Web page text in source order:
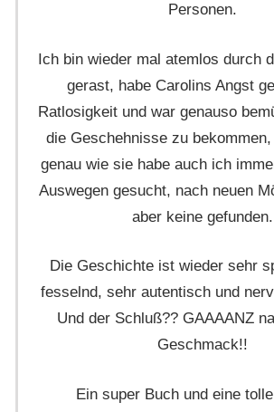
Personen.
Ich bin wieder mal atemlos durch
gerast, habe Carolins Angst
Ratlosigkeit und war genauso
die Geschehnisse zu
genau wie sie habe auch ich
Auswegen gesucht, nach neuen
aber keine gefunden.
Die Geschichte ist wieder sehr
fesselnd, sehr autentisch und
Und der Schluß?? GAAAANZ
Geschmack!!
Ein super Buch und eine